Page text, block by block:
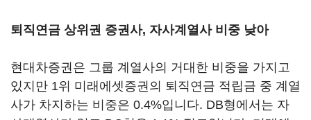
퇴직연금 상위권 증권사, 자사계열사 비중 낮아
현대차증권은 그룹 계열사의 거대한 비중을 가지고
있지만 1위 미래에셋증권의 퇴직연금 적립금 중 계열
사가 차지하는 비중은 0.4%입니다. DB형에서는 자